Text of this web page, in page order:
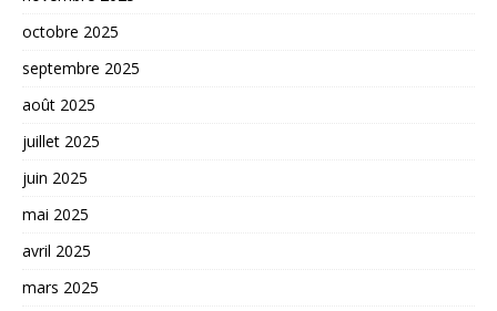
octobre 2025
septembre 2025
août 2025
juillet 2025
juin 2025
mai 2025
avril 2025
mars 2025